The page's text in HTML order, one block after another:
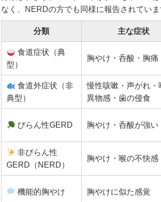
なく、NERDの方でも同様に報告されていま
分類 主な症状
食道症状（典
型）
胸やけ・呑酸・胸痛
食道外症状（非
典型）
慢性咳嗽・声がれ・
異物感・歯の侵食
びらん性GERD 胸やけ・呑酸が強い
非びらん性
GERD（NERD）
胸やけ・喉の不快感
機能的胸やけ 胸やけに似た感覚